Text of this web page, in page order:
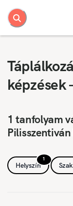
képzések
1 tanfolyam
1
Helyszín